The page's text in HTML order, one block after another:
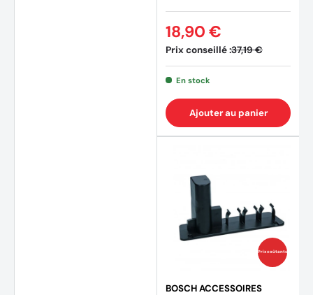
Prix conseillé :37,19 €
18,90 €
En stock
Ajouter au panier
Prix coûtants
BOSCH ACCESSOIRES